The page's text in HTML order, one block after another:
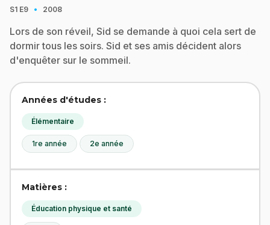
S1 E9 · 2008
Lors de son réveil, Sid se demande à quoi cela sert de
dormir tous les soirs. Sid et ses amis décident alors
d'enquêter sur le sommeil.
Années d'études :
Élémentaire
1re année 2e année
Matières :
Éducation physique et santé